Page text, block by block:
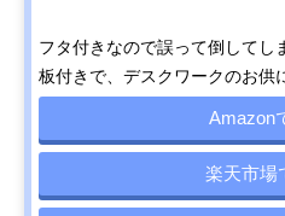
フタ付きなので誤って倒してし
板付きで、デスクワークのお供
Amazon
楽天市場